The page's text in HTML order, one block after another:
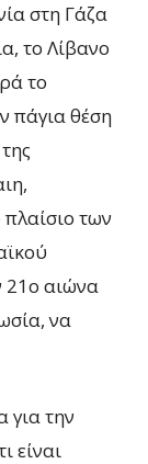
στη Γάζα
το Λίβανο
το
πάγια θέση
των
21ο αιώνα
να
για την
είναι